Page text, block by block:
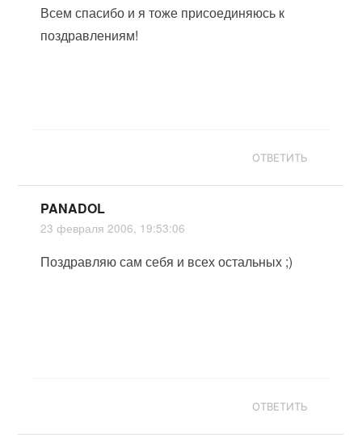
Всем спасибо и я тоже присоединяюсь к
поздравлениям!
ОТВЕТИТЬ
PANADOL
23 февраля 2006, 19:53:06
Поздравляю сам себя и всех остальных ;)
ОТВЕТИТЬ